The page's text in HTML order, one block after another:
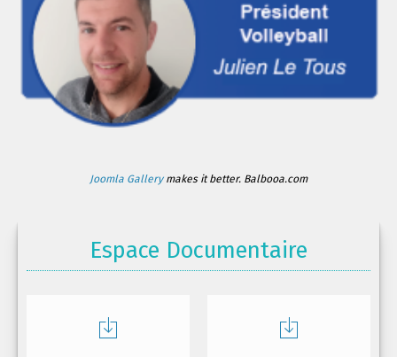
Joomla Gallerymakes it better. Balbooa.com
Espace Documentaire